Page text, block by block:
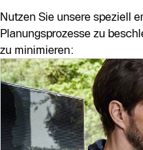
Nutzen Sie unsere speziell
Planungsprozesse zu
zu minimieren: